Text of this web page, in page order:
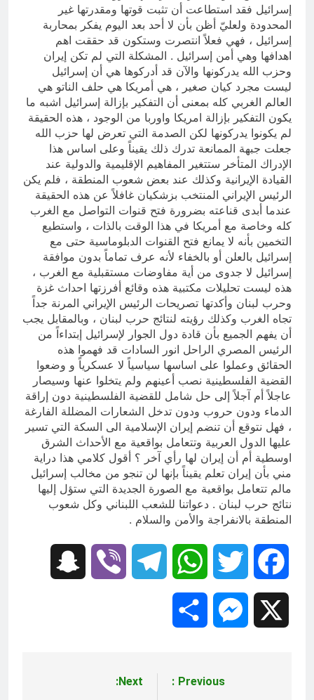
إسرائيل فقد استطاعت أن تثبت قوتها ومقدرتها غير
المحدودة ولعليّ أظن بأن لا أحد بعد اليوم يفكر بمحاربة
إسرائيل ، فهي فعلاً انتصرت وستكون قد حققت اهم
اهدافها وهي أمن إسرائيل . المشكلة التي لم تكن إيران
وحزب الله يدركونها والآن قد أدركوها هي أن إسرائيل
ليست مجرد كيان صغير ، هي أمريكا هي حلف الناتو هي
العالم الغربي كله بمعنى أن التفكير بإزالة إسرائيل اشبه ما
يكون التفكير بإزالة امريكا واوربا من الوجود ، هذه الحقيقة
لم يكونوا يدركونها لكن الصدمة التي تعرض لها حزب الله
جعلت جبهة الممانعة تدرك ذلك يقيناً وعلى اساس هذا
الإدراك المتأخر ستتغير المفاهيم الإقليمية والدولية عند
القيادة الإيرانية وكذلك عند بعض شعوب المنطقة ، فلم يكن
الرئيس الإيراني المنتخب بزشكيان غافلاً عن هذه الحقيقة
عندما أبدى قناعته بضرورة فتح قنوات التواصل مع الغرب
كله وخاصة مع أمريكا في هذا الوقت بالذات ، واستطيع
التخمين بأنه لا يمانع فتح القنوات الدبلوماسية حتى مع
إسرائيل بالعلن أو بالخفاء لأنه عرف تماماً بدون موافقة
إسرائيل لا جدوى من أية مفاوضات مستقبلية مع الغرب ،
هذه ليست تحليلات مكتبية هذه وقائع أفرزتها احداث غزة
وحرب لبنان وأكدتها تصريحات الرئيس الإيراني المرنة جداً
تجاه الغرب وكذلك رؤيته لنتائج حرب لبنان ، وبالمقابل يجب
أن يفهم الجميع بأن قادة دول الجوار لإسرائيل إبتداءاً من
الرئيس المصري الراحل انور السادات قد فهموا هذه
الحقائق وعملوا على اساسها سياسياً لا عسكرياً و وضعوا
القضية الفلسطينية نصب أعينهم ولم يتخلوا عنها وسيصار
عاجلاً أم آجلاً إلى حل شامل للقضية الفلسطينية دون إراقة
الدماء ودون حروب ودون تدخل الشعارات المضللة الفارغة
، فهل نتوقع أن تنضم إيران الإسلامية الى السكة التي تسير
عليها الدول العربية وتتعامل بواقعية مع الأحداث الشرق
اوسطية أم أن إيران لها رأي آخر ؟ أقول كلامي هذا دراية
مني بأن إيران تعلم يقيناً بإنها لن تنجو من مخالب إسرائيل
مالم تتعامل بواقعية مع الصورة الجديدة التي ستؤل إليها
نتائج حرب لبنان . دعواتنا للشعب اللبناني وكل شعوب
المنطقة بالانفراجة والأمن والسلام .
Facebook
Twitter
WhatsApp
Telegram
Viber
Messenger
Previous:
Next: